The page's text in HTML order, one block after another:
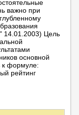
важно при
14.01.2003) Цель
основной
к формуле:
рейтинг